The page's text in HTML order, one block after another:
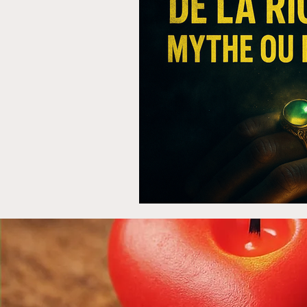
Anneaux magiques
Annuler une procédure
Avis sur le retour
Bague magique de
bague magique